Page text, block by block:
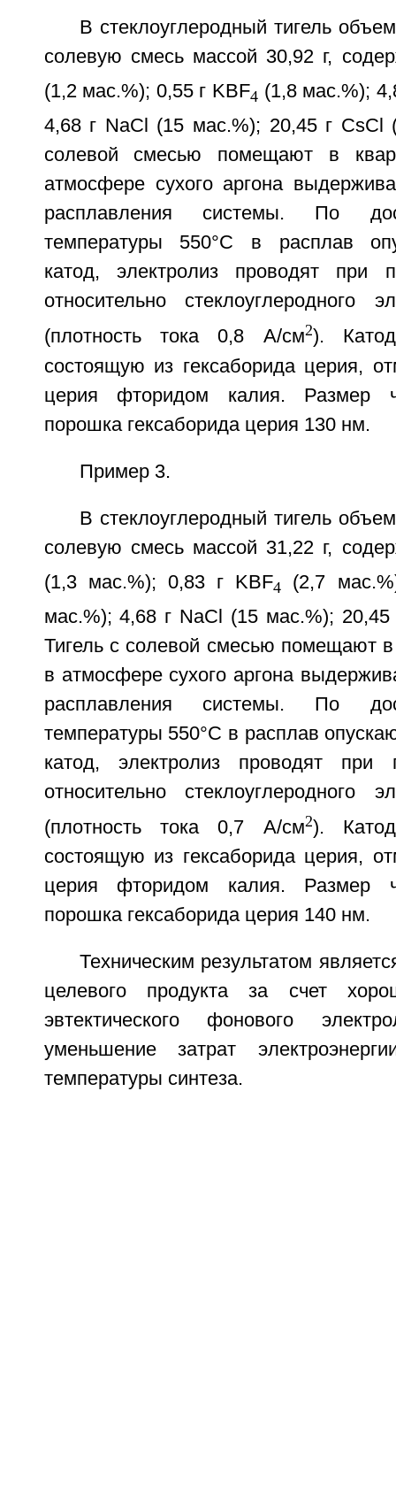
В стеклоуглеродный тигель
солевую смесь массой 30,92 г,
(1,2 мас.%); 0,55 г KBF4 (1,8 мас.%);
4,68 г NaCl (15 мас.%); 20,45 г CsCl
солевой смесью помещают в
атмосфере сухого аргона
расплавления системы. По
температуры 550°С в расплав
катод, электролиз проводят при
относительно стеклоуглеродного
(плотность тока 0,8 А/см2).
состоящую из гексаборида церия,
церия фторидом калия. Размер
порошка гексаборида церия 130 нм.
Пример 3.
В стеклоуглеродный тигель
солевую смесь массой 31,22 г,
(1,3 мас.%); 0,83 г KBF4
(2,7
мас.%); 4,68 г NaCl (15 мас.%);
Тигель с солевой смесью помещают
в атмосфере сухого аргона
расплавления системы. По
температуры 550°С в расплав
катод, электролиз проводят
относительно стеклоуглеродного
(плотность тока 0,7 А/см2).
состоящую из гексаборида церия,
церия фторидом калия. Размер
порошка гексаборида церия 140 нм.
Техническим результатом
целевого продукта за счет
эвтектического фонового
уменьшение затрат
температуры синтеза.